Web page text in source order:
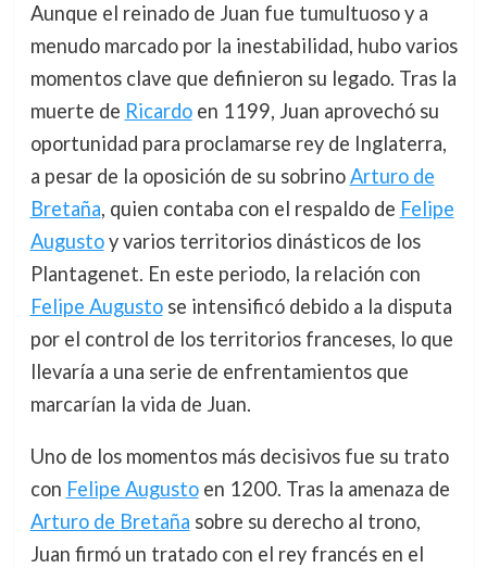
Aunque el reinado de Juan fue tumultuoso y a
menudo marcado por la inestabilidad, hubo varios
momentos clave que definieron su legado. Tras la
muerte de Ricardoen 1199, Juan aprovechó su
oportunidad para proclamarse rey de Inglaterra,
a pesar de la oposición de su sobrinoArturo de
Bretaña, quien contaba con el respaldo de Felipe
Augustoy varios territorios dinásticos de los
Plantagenet. En este periodo, la relación con
Felipe Augustose intensificó debido a la disputa
por el control de los territorios franceses, lo que
llevaría a una serie de enfrentamientos que
marcarían la vida de Juan.
Uno de los momentos más decisivos fue su trato
con Felipe Augustoen 1200. Tras la amenaza de
Arturo de Bretaña sobre su derecho al trono,
Juan firmó un tratado con el rey francés en el